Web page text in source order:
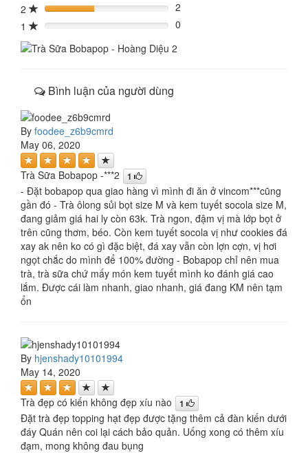
2
40%
2
1
0% 0
Bình luận của người dùng
By foodee_z6b9cmrd
May 06, 2020
Trà Sữa Bobapop -***2 1
- Đặt bobapop qua giao hàng vì mình đi ăn ở vincom***cũng
gần đó - Trà ôlong sủi bọt size M và kem tuyết socola size M,
đang giảm giá hai ly còn 63k. Trà ngon, đậm vị mà lớp bọt ở
trên cũng thơm, béo. Còn kem tuyết socola vị như cookies đá
xay ak nên ko có gì đặc biệt, đá xay vẫn còn lợn cợn, vị hơi
ngọt chắc do mình để 100% đường - Bobapop chỉ nên mua
trà, trà sữa chứ mấy món kem tuyết mình ko đánh giá cao
lắm. Được cái làm nhanh, giao nhanh, giá đang KM nên tạm
ổn
By hjenshady10101994
May 14, 2020
Trà đẹp có kiến không đẹp xíu nào 1
Đặt trà đẹp topping hạt đẹp được tặng thêm cả đàn kiến dưới
đáy Quán nên coi lại cách bảo quản. Uống xong có thêm xíu
đạm, mong không đau bụng